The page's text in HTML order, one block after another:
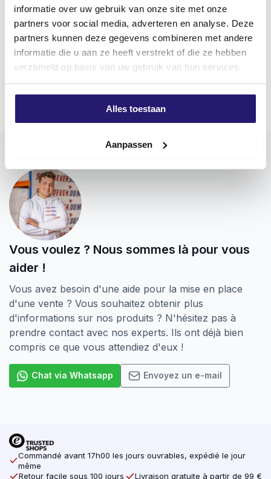
informatie over uw gebruik van onze site met onze
partners voor social media, adverteren en analyse. Deze
partners kunnen deze gegevens combineren met andere
informatie die u aan ze heeft verstrekt of die ze hebben
verzameld op basis van uw gebruik van hun services.
Alles toestaan
Aanpassen
Screwdump Vis pour panneaux d’aggloméré en acier
inoxydable A2 peuvent être utilisées à l’intérieur
comme à l’extérieur et ont un entraînement Torx (TX).
Les avantages de l’entraînement Torx sont un meilleur
transfert de puissance entre l’outil et la vis, et un
risque moindre d’éjection de l’outil de la vis. Cela facilite
le montage.
Utilisez de préférence des embouts Screwdump pour
un assemblage optimal. Les vis Screwdump sont
pourvues d’une couche invisible de cire qui sert de
tête plate.
Lepré-perçage
dans le bois dur/Douglas
Les vis pour panneaux d’aggloméré sont utilisées dans
un très large éventail d’applications et garantissent un
traitement sans problème. Les vis sont rigoureusement
contrôlées après la production, de sorte que vous
haute qualité, sans bavures et très résistantes. Les vis
portent donc le marquage CE, par lequel le fabricant
indique que le produit est conforme aux exigences en
matière de sécurité, de santé, d’environnement et de
protection des consommateurs.
Il existe plusieurs types de vis Torx. Vous avez le
par exemple pour monter des murs, ratisser des
plafonds, monter des planches, fixer des planches de
bois, etc. Les vis à filetage complet sont à l’opposé du
Vous voulez ? Nous sommes là pour vous
aider !
Vous avez besoin d'une aide pour la mise en place
d'une vente ? Vous souhaitez obtenir plus
d'informations sur nos produits ? N'hésitez pas à
prendre contact avec nos experts. Ils ont déjà bien
compris ce que vous attendiez d'eux !
Chat via Whatsapp Envoyez un e-mail
Commandé avant 17h00 les jours ouvrables, expédié le jour
même
Retour facile sous 100 jours
Livraison gratuite à partir de 99 €